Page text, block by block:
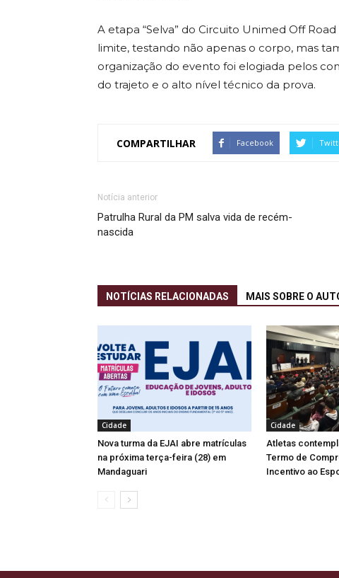
A etapa “Selva” do Circuito Unimed Off
limite, testando não apenas o corpo, mas
organização do evento foi elogiada pelos
do trajeto e o alto nível técnico da prova.
COMPARTILHAR Facebook
Notícia anterior
Patrulha Rural da PM salva vida de recém-
nascida
NOTÍCIAS RELACIONADAS MAIS SOBRE O
Cidade
Nova turma da EJAI abre matrículas
na próxima terça-feira (28) em
Mandaguari
Cidade
Atletas
Termo de
Incentivo ao